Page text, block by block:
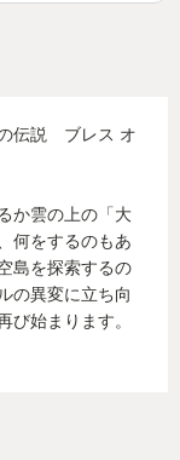
で、兎にも角
つけばもう泥
った味わいが
が、それをは
イナミックな
の眺めの良さ
リアなんての
味な世界を不
伝説 ブレス オ
か雲の上の「大
何をするのもあ
島を探索するの
の異変に立ち向
始まります。